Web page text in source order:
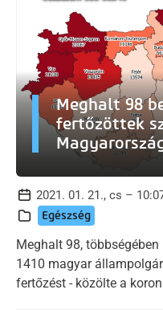
Meghalt 98
fertőzöttek
2021. 01. 21., cs –
Egészség
Meghalt 98,
1410 magyar
fertőzést - közölte a